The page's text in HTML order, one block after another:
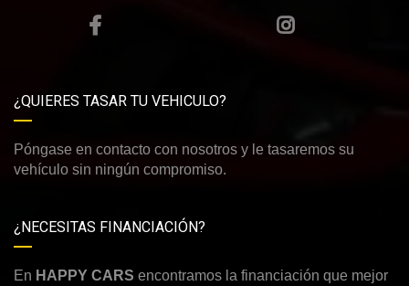
¿QUIERES TASAR TU VEHICULO?
Póngase en contacto con nosotros y le tasaremos su
vehículo sin ningún compromiso.
¿NECESITAS FINANCIACIÓN?
En HAPPY CARS encontramos la financiación que mejor